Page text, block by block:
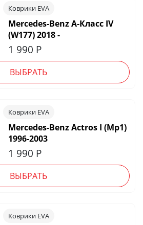
Коврики EVA
Mercedes-Benz A-Класс IV
(W177) 2018 -
1 990 Р
ВЫБРАТЬ
Коврики EVA
Mercedes-Benz Actros I (Mp1)
1996-2003
1 990 Р
ВЫБРАТЬ
Коврики EVA